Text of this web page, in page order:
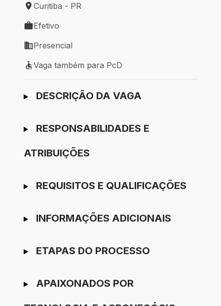
Local de trabalho: Curitiba - PR
Curitiba - PR
Tipo de vaga: Efetivo
Efetivo
Modelo de trabalho: Presencial
Presencial
Vaga também para PcD
Vaga também para PcD
Ir para candidatura
DESCRIÇÃO DA VAGA
RESPONSABILIDADES E
ATRIBUIÇÕES
REQUISITOS E QUALIFICAÇÕES
INFORMAÇÕES ADICIONAIS
ETAPAS DO PROCESSO
APAIXONADOS POR